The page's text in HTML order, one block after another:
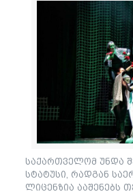
საქართველომ უნდა
სტატუსი, რადგან
ლიცენზია ააშენებს